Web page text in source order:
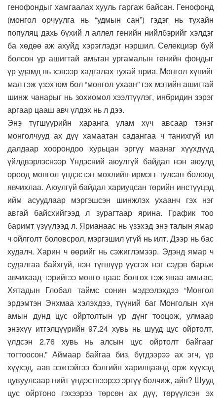
генофондыг хамгаалах хууль гаргаж байсан. Генофонд
(монгол орчуулга нь “удмын сан”) гэдэг нь тухайн
популяц дахь бүхий л аллел генийн нийлбэрийг хэлдэг
ба хөдөө аж ахуйд хэрэглэдэг нэршил. Селекциэр буй
болсон үр ашигтай амьтан ургамалын генийн фондыг
үр удамд нь хэвээр хадгалах тухай яриа. Монгол хүнийг
мал гэж үзэх юм бол “монгол ухаан” гэх мэтийн ашигтай
шинж чанарыг нь зохиомол хээлтүүлэг, инбридин зэрэг
аргаар цааш авч үлдэх нь л дээ.
Энэ түгшүүрийн харанга улам хүч авсаар тэнэг
монголчууд ах дүү хамаатан садангаа ч танихгүй ил
далдаар хоорондоо хурьцан эргүү маанаг хүүхдүүд
үйлдвэрлэснээр Үндэсний аюулгүй байдал нэн аюулд
ороод монгол үндэстэн мөхлийн ирмэгт тулсан болоод
явчихлаа. Аюулгүй байдал хариуцсан төрийн инстүүцэд
ийм асуудлаар мэргэшсэн шинжлэх ухаанч гэх нэг
авгай байсхийгээд л зурагтаар ярина. График тоо
баримт үзүүлээд л. Ярианаас нь үзэхэд энэ талын ямар
ч ойлголт боловсрол, мэргэшил үгүй нь илт. Дээр нь бас
худалч. Харин ч өөрийг нь сэжиглэмээр. Эдэнд ямар ч
судалгаа байхгүй, нэн түгшүүр үүсгэх нэг сэдэв барьж
авчихаад тэрийгээ мөнгө цаас болгох гэж яваа амьтас.
Хятадын Глобал таймс сонин мэдээлэхдээ “Монгол
эрдэмтэн Энхмаа хэлэхдээ, түүний баг Монголын хүн
амын дунд цус ойртолтын үр дүнг тооцож, улмаар
энэхүү итгэлцүүрийн 97.24 хувь нь шууд цус ойртолт,
үлдсэн 2.76 хувь нь алсын цус ойртолт байгааг
тогтоосон.” Аймаар байгаа биз, бүгдээрээ ах эгч, үр
хүүхэд, аав ээжтэйгээ бэлгийн харилцаанд орж хүүхэд
цувуулсаар нийт үндэстнээрээ эргүү болчиж, айн? Шууд
цус ойртоно гэхээрээ төрсөн ах дүү, төрүүлсэн эх